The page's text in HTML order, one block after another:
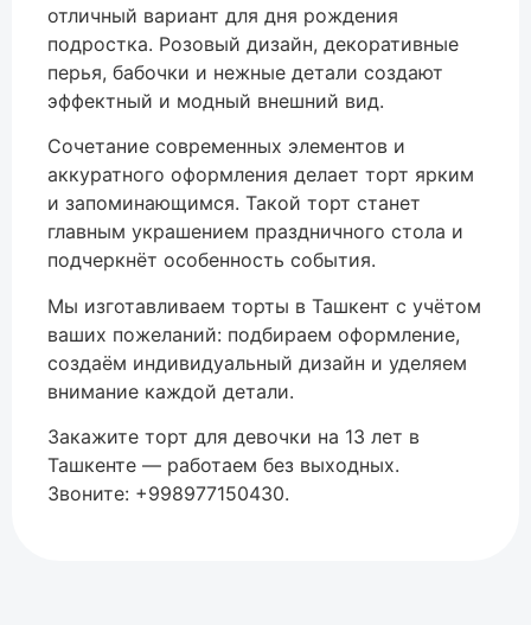
отличный вариант для дня рождения
подростка. Розовый дизайн, декоративные
перья, бабочки и нежные детали создают
эффектный и модный внешний вид.
Сочетание современных элементов и
аккуратного оформления делает торт ярким
и запоминающимся. Такой торт станет
главным украшением праздничного стола и
подчеркнёт особенность события.
Мы изготавливаем торты в Ташкент с учётом
ваших пожеланий: подбираем оформление,
создаём индивидуальный дизайн и уделяем
внимание каждой детали.
Закажите торт для девочки на 13 лет в
Ташкенте — работаем без выходных.
Звоните: +998977150430.